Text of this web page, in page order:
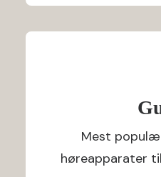
Mest
høreapparater